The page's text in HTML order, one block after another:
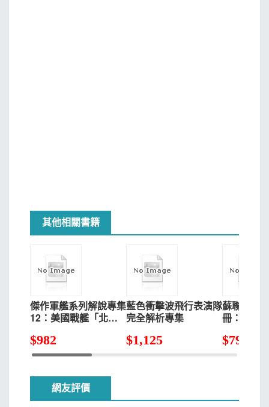
其他相關書籍
傑作軍艦系列解說專集
12：美國戰艦「北卡
他」級
$982
藍色衝擊波飛行表演隊
完全解析專集
$1,125
蘇聯超兵
冊：戰略
$799
網友評價